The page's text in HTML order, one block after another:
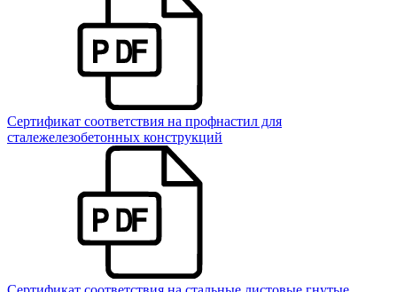
Сертификат соответствия на профнастил для
сталежелезобетонных конструкций